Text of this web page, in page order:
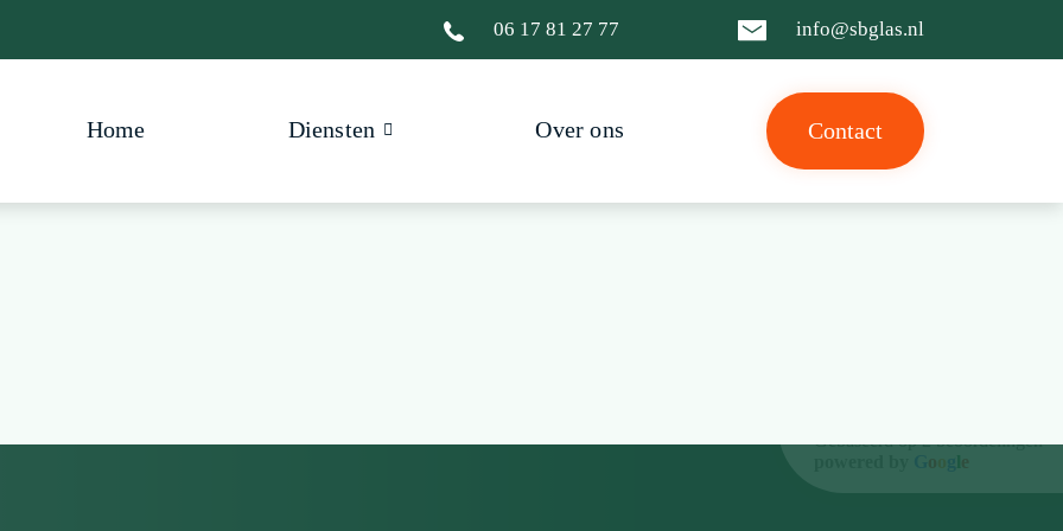
06 17 81 27 77 info@sbglas.nl
Home Diensten Over ons Contact
Gebaseerd op 2 beoordelingen
l